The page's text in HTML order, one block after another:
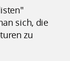
sich, die
zu